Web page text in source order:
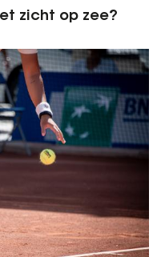
zicht op zee?